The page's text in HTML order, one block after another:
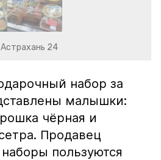
24
набор за
малышки:
чёрная и
Продавец
пользуются